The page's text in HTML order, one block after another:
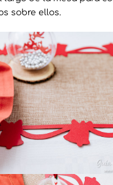
sobre ellos.